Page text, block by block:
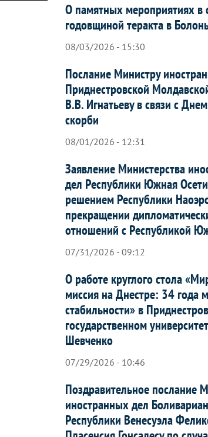
О памятных мероприятиях в
годовщиной теракта в
08/03/2026 - 15:30
Послание Министру
Приднестровской
В.В. Игнатьеву в связи с
скорби
08/01/2026 - 12:31
Заявление Министерства
дел Республики Южная
решением Республики
прекращении
отношений с Республикой
07/31/2026 - 09:12
О работе круглого стола
миссия на Днестре: 34 года
стабильности» в
государственном
Шевченко
07/29/2026 - 10:46
Поздравительное послание
иностранных дел
Республики Венесуэла